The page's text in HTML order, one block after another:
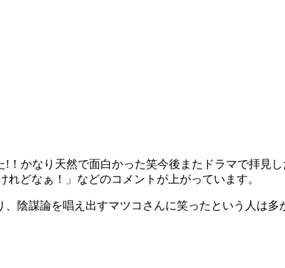
かなり天然で面白かった笑今後またドラマで拝見
どなぁ！」などのコメントが上がっています。
陰謀論を唱え出すマツコさんに笑ったという人は多